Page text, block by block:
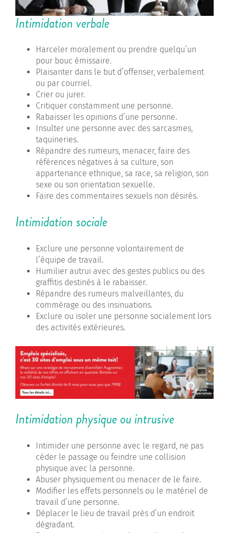
Intimidation verbale
Harceler moralement ou prendre quelqu’un
pour bouc émissaire.
Plaisanter dans le but d’offenser, verbalement
ou par courriel.
Crier ou jurer.
Critiquer constamment une personne.
Rabaisser les opinions d’une personne.
Insulter une personne avec des sarcasmes,
taquineries.
Répandre des rumeurs, menacer, faire des
références négatives à sa culture, son
appartenance ethnique, sa race, sa religion, son
sexe ou son orientation sexuelle.
Faire des commentaires sexuels non désirés.
Intimidation sociale
Exclure une personne volontairement de
l’équipe de travail.
Humilier autrui avec des gestes publics ou des
graffitis destinés à le rabaisser.
Répandre des rumeurs malveillantes, du
commérage ou des insinuations.
Exclure ou isoler une personne socialement lors
des activités extérieures.
Intimidation physique ou intrusive
Intimider une personne avec le regard, ne pas
céder le passage ou feindre une collision
physique avec la personne.
Abuser physiquement ou menacer de le faire.
Modifier les effets personnels ou le matériel de
travail d’une personne.
Déplacer le lieu de travail près d’un endroit
dégradant.